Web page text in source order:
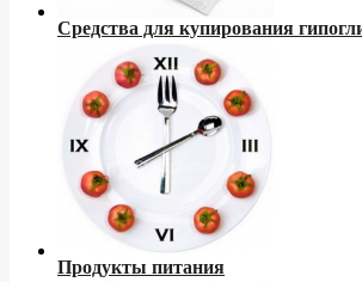
Средства для купирования
Продукты питания